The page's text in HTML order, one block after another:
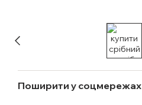
Поширити у соцмережах